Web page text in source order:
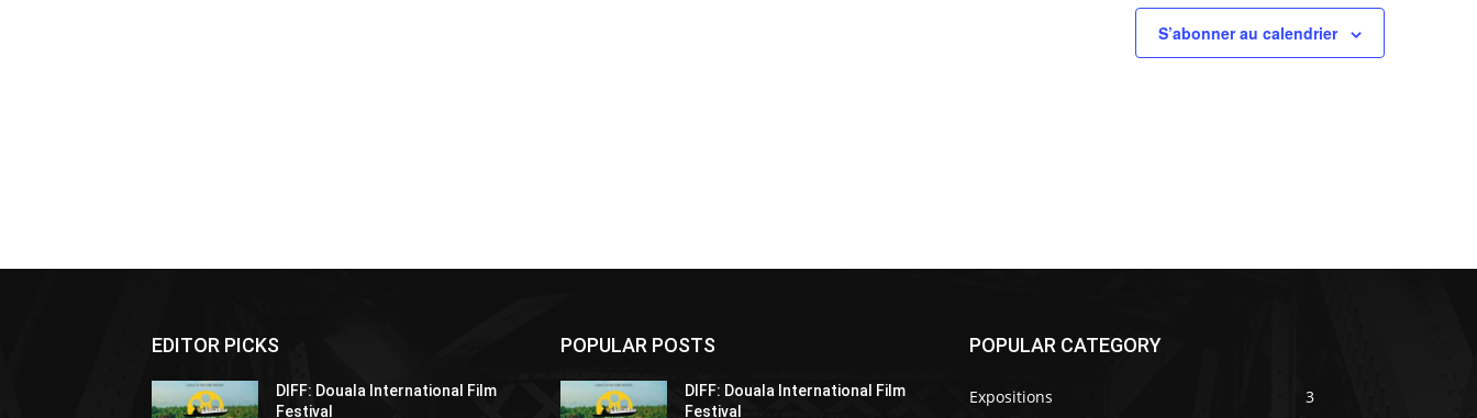
S’abonner au calendrier
EDITOR PICKS
DIFF: Douala International Film
Festival
POPULAR POSTS
DIFF: Douala International Film
Festival
POPULAR CATEGORY
Expositions 3